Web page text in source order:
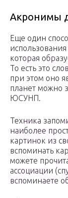
Акронимы
Еще один
которая
То есть это
при этом оно
планет можно
ЮСУНП.
Техника
наиболее
картинок из
вспоминать
можете
ассоциации
вспоминаете